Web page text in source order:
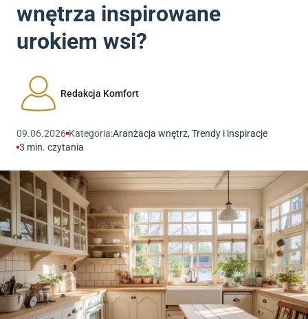
wnętrza inspirowane
urokiem wsi?
Redakcja Komfort
09.06.2026 Kategoria:Aranżacja wnętrz,Trendy i inspiracje
3 min. czytania